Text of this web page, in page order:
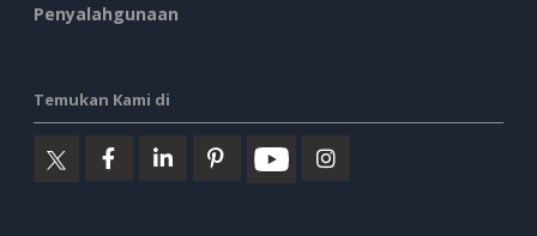
Penyalahgunaan
Temukan Kami di